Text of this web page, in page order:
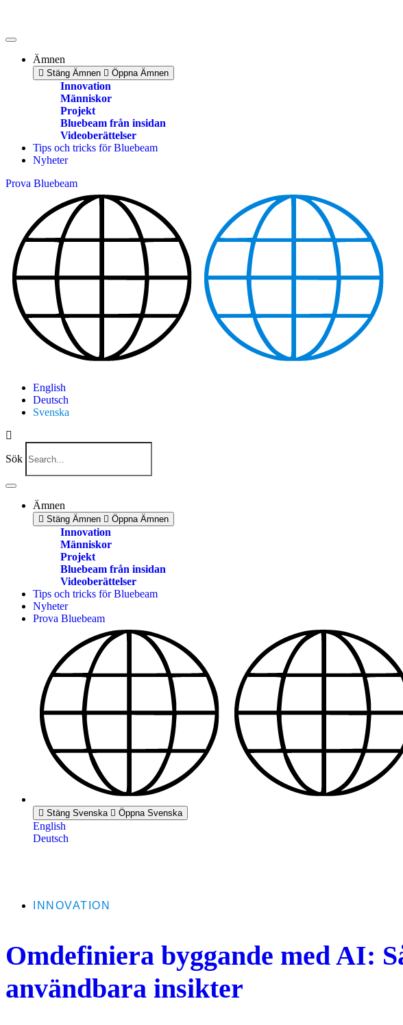
content
Ämnen
Stäng Ämnen Öppna Ämnen
Innovation
Människor
Projekt
Bluebeam från insidan
Videoberättelser
Tips och tricks för Bluebeam
Nyheter
Prova Bluebeam
English
Deutsch
Svenska
Sök
Ämnen
Stäng Ämnen Öppna Ämnen
Innovation
Människor
Projekt
Bluebeam från insidan
Videoberättelser
Tips och tricks för Bluebeam
Nyheter
Prova Bluebeam
Stäng Svenska Öppna Svenska
English
Deutsch
INNOVATION
Omdefiniera byggande med AI:
användbara insikter